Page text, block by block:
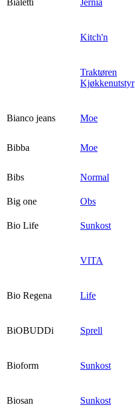
Kitch'n
Traktøren
Kjøkkenutstyr
Bianco jeans Moe
Bibba
Moe
Bibs Normal
Big one
Obs
Bio Life Sunkost
VITA
Bio Regena Life
BiOBUDDi Sprell
Bioform Sunkost
Biosan Sunkost